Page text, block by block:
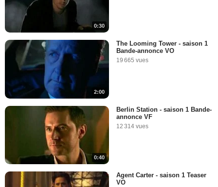
0:30
2:00
The Looming Tower - saison 1
Bande-annonce VO
19 665 vues
0:40
Berlin Station - saison 1 Bande-
annonce VF
12 314 vues
Agent Carter - saison 1 Teaser
VO